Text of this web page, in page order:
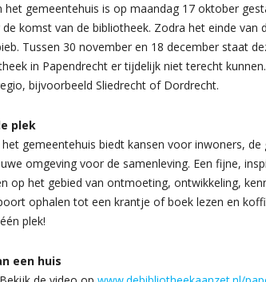
het gemeentehuis is op maandag 17 oktober
komst van de bibliotheek. Zodra het einde van
Tussen 30 november en 18 december staat
in Papendrecht er tijdelijk niet terecht
bijvoorbeeld Sliedrecht of Dordrecht.
plek
gemeentehuis biedt kansen voor inwoners,
omgeving voor de samenleving. Een fijne,
op het gebied van ontmoeting, ontwikkeling,
ophalen tot een krantje of boek lezen en
plek!
een huis